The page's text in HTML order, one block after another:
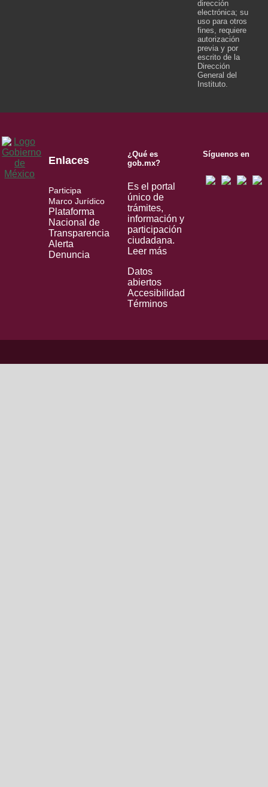
dirección
electrónica; su
uso para otros
fines, requiere
autorización
previa y por
escrito de la
Dirección
General del
Instituto.
Enlaces
Participa
Marco Jurídico
Plataforma
Nacional de
Transparencia
Alerta
Denuncia
¿Qué es
gob.mx?
Es el portal
único de
trámites,
información y
participación
ciudadana.
Leer más
Datos
abiertos
Accesibilidad
Términos
Síguenos en